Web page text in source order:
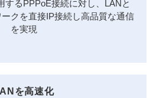
するPPPoE接続に対し、LANと
クを直接IP接続し高品質な通信
を実現
を高速化